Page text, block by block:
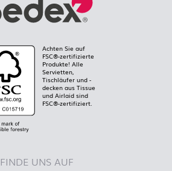
Achten Sie auf
FSC®-zertifizierte
Produkte! Alle
Servietten,
Tischläufer und -
decken aus Tissue
und Airlaid sind
FSC®-zertifiziert.
FINDE UNS AUF